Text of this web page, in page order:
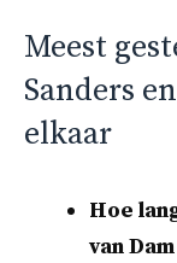
Meest
Sanders
elkaar
Hoe
van